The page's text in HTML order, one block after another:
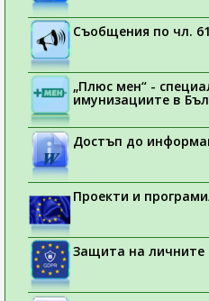
Съобщения по чл.
„Плюс мен“ -
имунизациите в
Достъп до
Проекти и
Защита на личните